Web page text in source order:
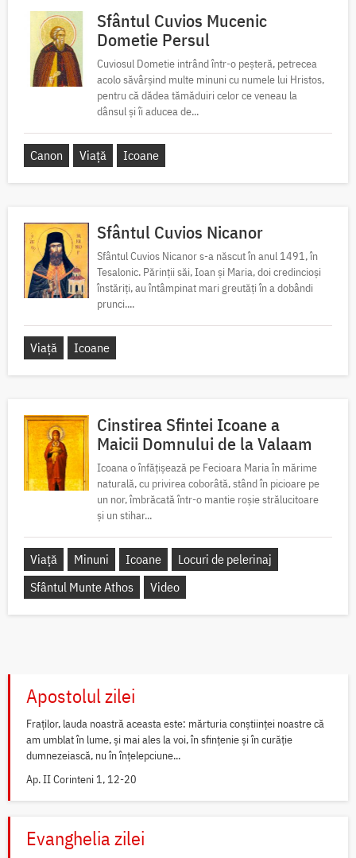
Sfântul Cuvios Mucenic
Dometie Persul
Cuviosul Dometie intrând într-o peșteră, petrecea
acolo săvârșind multe minuni cu numele lui Hristos,
pentru că dădea tămăduiri celor ce veneau la
dânsul și îi aducea de...
Canon Viață Icoane
Sfântul Cuvios Nicanor
Sfântul Cuvios Nicanor s-a născut în anul 1491, în
Tesalonic. Părinții săi, Ioan și Maria, doi credincioși
înstăriți, au întâmpinat mari greutăți în a dobândi
prunci....
Viață Icoane
Cinstirea Sfintei Icoane a
Maicii Domnului de la Valaam
Icoana o înfățișează pe Fecioara Maria în mărime
naturală, cu privirea coborâtă, stând în picioare pe
un nor, îmbrăcată într-o mantie roșie strălucitoare
și un stihar...
Viață Minuni Icoane
Locuri de pelerinaj
Sfântul Munte Athos
Video
Apostolul zilei
Fraților, lauda noastră aceasta este: mărturia conștiinței noastre că
am umblat în lume, și mai ales la voi, în sfințenie și în curăție
dumnezeiască, nu în înțelepciune...
Ap. II Corinteni 1, 12-20
Evanghelia zilei